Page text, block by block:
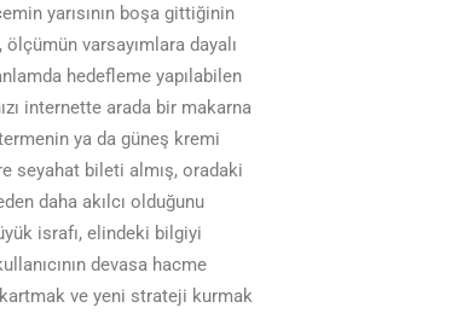
yarısının boşa gittiğinin
varsayımlara dayalı
hedefleme yapılabilen
internette arada bir makarna
ya da güneş kremi
seyahat bileti almış, oradaki
daha akılcı olduğunu
israfı, elindeki bilgiyi
devasa hacme
ve yeni strateji kurmak